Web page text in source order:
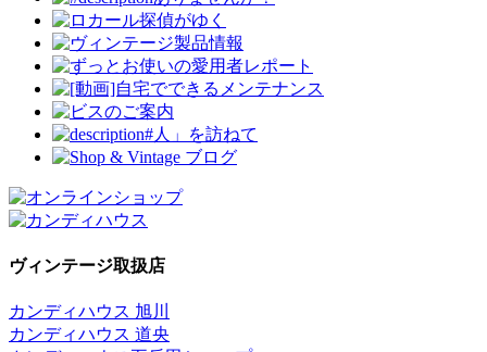
ヴィンテージ取扱店
カンディハウス 旭川
カンディハウス 道央